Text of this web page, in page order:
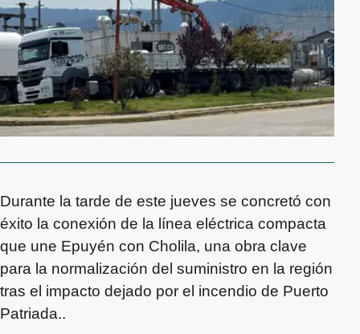
Durante la tarde de este jueves se concretó con
éxito la conexión de la línea eléctrica compacta
que une Epuyén con Cholila, una obra clave
para la normalización del suministro en la región
tras el impacto dejado por el incendio de Puerto
Patriada..